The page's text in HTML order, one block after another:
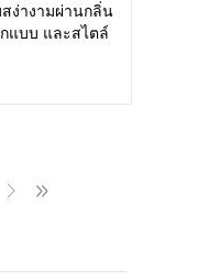
ง่างามผ่านกลิ่น
แบบ และสไตล์
ดีไซน์เอกลักษณ์